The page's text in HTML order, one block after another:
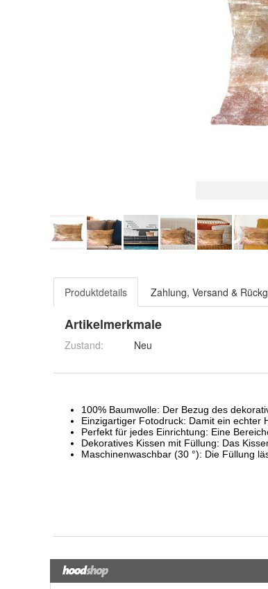
Produktdetails Zahlung, Versand &
Artikelmerkmale
Zustand: Neu